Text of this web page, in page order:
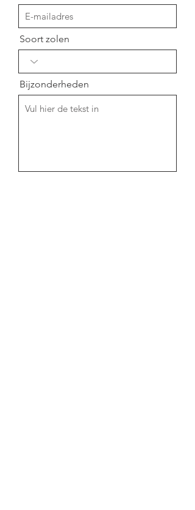
Soort zolen
Bijzonderheden